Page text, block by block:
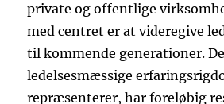
private og offentlige
med centret er at videregive
til kommende generationer.
ledelsesmæssige
repræsenterer, har foreløbig